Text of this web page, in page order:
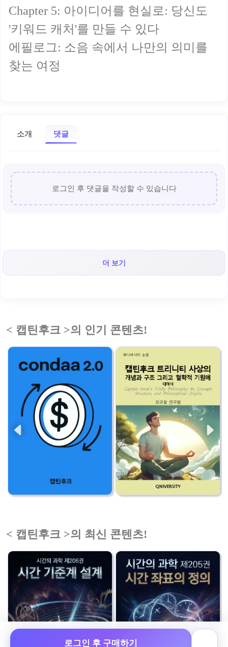
로그인 후 구매하기
Chapter 5: 아이디어를 현실로: 당신도
'키워드 캐처'를 만들 수 있다
에필로그: 소음 속에서 나만의 의미를
찾는 여정
소개 댓글
로그인 후 댓글을 작성할 수 있습니다
더 보기
< 캡틴후크 >의 인기 콘텐츠!
< 캡틴후크 >의 최신 콘텐츠!